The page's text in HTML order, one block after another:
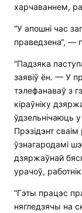
харчаваннем,
“У апошні час
праведзена“, —
“Падзяка
заявіў ён. — У
тэлефанаваў з
кіраўніку
ўдзельнічаюць
Прэзідэнт
ўзнагародамі
дзяржаўнай
урачоў,
“Гэты працэс
нягледзячы на